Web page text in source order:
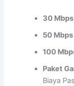
30
50
100
Paket
Biaya